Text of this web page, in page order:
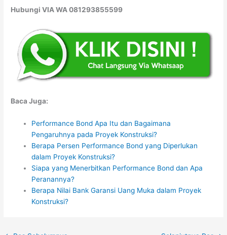
Hubungi VIA WA 081293855599
Baca Juga:
Performance Bond Apa Itu dan Bagaimana
Pengaruhnya pada Proyek Konstruksi?
Berapa Persen Performance Bond yang Diperlukan
dalam Proyek Konstruksi?
Siapa yang Menerbitkan Performance Bond dan Apa
Peranannya?
Berapa Nilai Bank Garansi Uang Muka dalam Proyek
Konstruksi?